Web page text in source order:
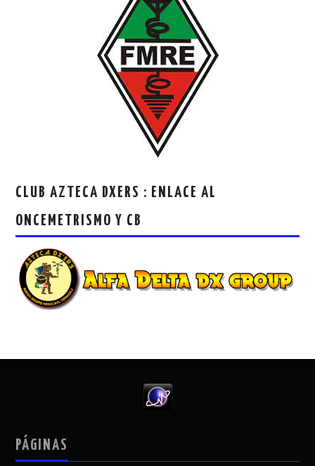
CLUB AZTECA DXERS : ENLACE AL
ONCEMETRISMO Y CB
PÁGINAS